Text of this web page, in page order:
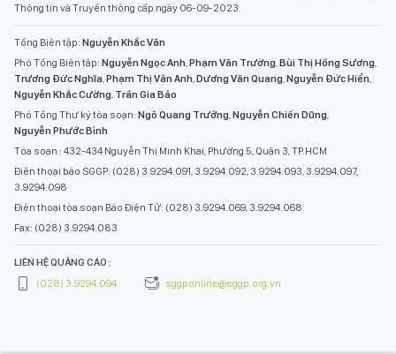
Thông tin và Truyền thông cấp ngày 06-09-2023.
Tổng Biên tập: Nguyễn Khắc Văn
Phó Tổng Biên tập: Nguyễn Ngọc Anh Phạm Văn Trường Bùi Thị Hồng Sương
Trương Đức Nghĩa Phạm Thị Vân Anh Dương Văn Quang Nguyễn Đức Hiển
Nguyễn Khắc Cường Trần Gia Bảo
Phó Tổng Thư ký tòa soạn: Ngô Quang Trưởng Nguyễn Chiến Dũng
Nguyễn Phước Bình
Tòa soạn : 432-434 Nguyễn Thị Minh Khai, Phường 5, Quận 3, TP.HCM
Điện thoại báo SGGP: (028) 3.9294.091, 3.9294.092, 3.9294.093, 3.9294.097,
3.9294.098
Điện thoại tòa soạn Báo Điện Tử: (028) 3.9294.069, 3.9294.068
Fax: (028) 3.9294.083
LIÊN HỆ QUẢNG CÁO :
(028) 3.9294.094
sggponline@sggp.org.vn